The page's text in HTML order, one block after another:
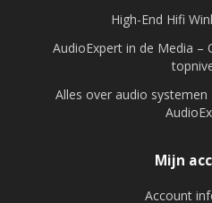
High-End Hifi
AudioExpert in de Media –
Alles over audio
Mijn
Account